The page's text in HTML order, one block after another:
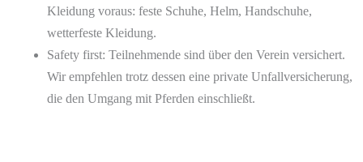
Kleidung voraus: feste Schuhe, Helm, Handschuhe,
wetterfeste Kleidung.
Safety first: Teilnehmende sind über den Verein versichert.
Wir empfehlen trotz dessen eine private Unfallversicherung,
die den Umgang mit Pferden einschließt.